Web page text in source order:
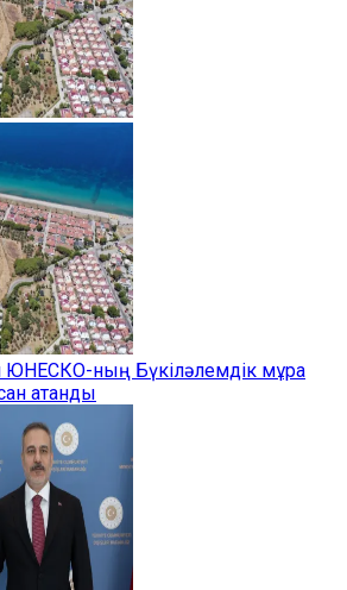
ЮНЕСКО-ның Бүкіләлемдік мұра
атанды